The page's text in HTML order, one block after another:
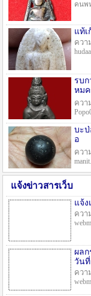
คนพ
แท้
ควา
รบก
หม
ควา
บะป่
อ
ควา
แจ้งข่าวสารเว็บ
แจ้ง
ควา
ผลก
วันที่
ควา